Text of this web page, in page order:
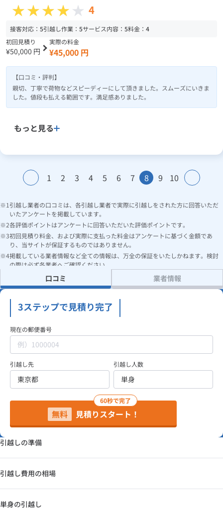
4
接客対応： 5引越し作業： 5サービス内容： 5料金： 4
初回見積り
¥50,000 円
実際の料金
¥45,000 円
【口コミ・評判】
親切、丁寧で荷物などスピーディーにして頂きました。スムーズにいきま
した。値段も払える範囲です。満足感ありました。
もっと見る
1 2 3 4 5 6 7 8 9 10
引越し業者の口コミは、各引越し業者で実際に引越しをされた方に回答いただ
いたアンケートを掲載しています。
各評価ポイントはアンケートに回答いただいた評価ポイントです。
初回見積り料金、および実際に支払った料金はアンケートに基づく金額であ
り、当サイトが保証するものではありません。
掲載している業者情報など全ての情報は、万全の保証をいたしかねます。検討
の際は必ず各業者へご確認ください。
口コミ 業者情報
3ステップで見積り完了
現在の郵便番号
引越し先 引越し人数
60秒で完了
無料 見積りスタート！
引越しの準備
引越し費用の相場
単身の引越し